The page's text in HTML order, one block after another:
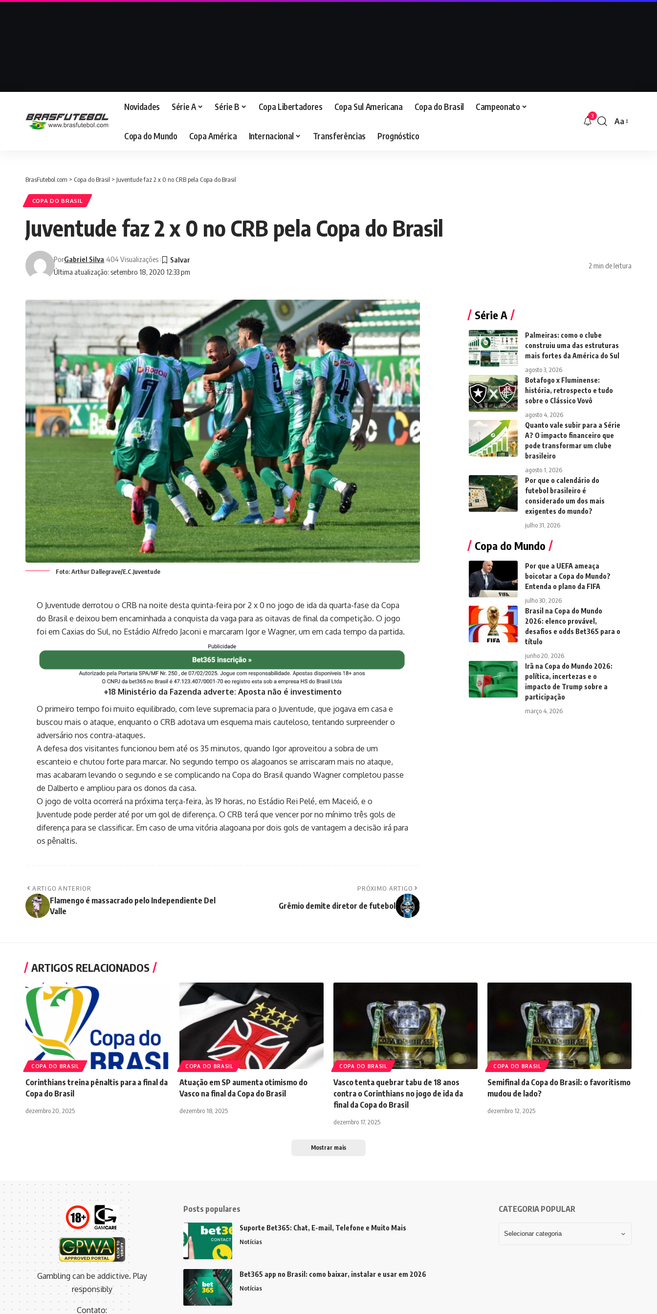
Novidades Série A Série B Copa Libertadores Copa Sul Americana Copa do Brasil Campeonato
Copa do Mundo Copa América Internacional Transferências Prognóstico
3
Aa
BrasFutebol.com > Copa do Brasil > Juventude faz 2 x 0 no CRB pela Copa do Brasil
COPA DO BRASIL
Juventude faz 2 x 0 no CRB pela Copa do Brasil
Última atualização: setembro 18, 2020 12:33 pm
PorGabriel Silva 404 Visualizações
2 min de leitura
Foto: Arthur Dallegrave/E.C.Juventude
O Juventude derrotou o CRB na noite desta quinta-feira por 2 x 0 no jogo de ida da quarta-fase da Copa
do Brasil e deixou bem encaminhada a conquista da vaga para as oitavas de final da competição. O jogo
foi em Caxias do Sul, no Estádio Alfredo Jaconi e marcaram Igor e Wagner, um em cada tempo da partida.
+18 Ministério da Fazenda adverte: Aposta não é investimento
O primeiro tempo foi muito equilibrado, com leve supremacia para o Juventude, que jogava em casa e
buscou mais o ataque, enquanto o CRB adotava um esquema mais cauteloso, tentando surpreender o
adversário nos contra-ataques.
A defesa dos visitantes funcionou bem até os 35 minutos, quando Igor aproveitou a sobra de um
escanteio e chutou forte para marcar. No segundo tempo os alagoanos se arriscaram mais no ataque,
mas acabaram levando o segundo e se complicando na Copa do Brasil quando Wagner completou passe
de Dalberto e ampliou para os donos da casa.
O jogo de volta ocorrerá na próxima terça-feira, às 19 horas, no Estádio Rei Pelé, em Maceió, e o
Juventude pode perder até por um gol de diferença. O CRB terá que vencer por no mínimo três gols de
diferença para se classificar. Em caso de uma vitória alagoana por dois gols de vantagem a decisão irá para
os pênaltis.
ARTIGO ANTERIOR
Flamengo é massacrado pelo Independiente Del
Valle
PRÓXIMO ARTIGO
Grêmio demite diretor de futebol
Série A
Palmeiras: como o clube
construiu uma das estruturas
mais fortes da América do Sul
agosto 3, 2026
Botafogo x Fluminense:
história, retrospecto e tudo
sobre o Clássico Vovô
agosto 4, 2026
Quanto vale subir para a Série
A? O impacto financeiro que
pode transformar um clube
brasileiro
agosto 1, 2026
Por que o calendário do
futebol brasileiro é
considerado um dos mais
exigentes do mundo?
julho 31, 2026
Copa do Mundo
Por que a UEFA ameaça
boicotar a Copa do Mundo?
Entenda o plano da FIFA
julho 30, 2026
Brasil na Copa do Mundo
2026: elenco provável,
desafios e odds Bet365 para o
título
junho 20, 2026
Irã na Copa do Mundo 2026:
política, incertezas e o
impacto de Trump sobre a
participação
março 4, 2026
ARTIGOS RELACIONADOS
COPA DO BRASIL
Corinthians treina pênaltis para a final da
Copa do Brasil
dezembro 20, 2025
COPA DO BRASIL
Atuação em SP aumenta otimismo do
Vasco na final da Copa do Brasil
dezembro 18, 2025
COPA DO BRASIL
Vasco tenta quebrar tabu de 18 anos
contra o Corinthians no jogo de ida da
final da Copa do Brasil
dezembro 17, 2025
COPA DO BRASIL
Semifinal da Copa do Brasil: o favoritismo
mudou de lado?
dezembro 12, 2025
Mostrar mais
Gambling can be addictive. Play
responsibly
Contato:
Posts populares
Suporte Bet365: Chat, E-mail, Telefone e Muito Mais
Notícias
Bet365 app no Brasil: como baixar, instalar e usar em 2026
Notícias
CATEGORIA POPULAR